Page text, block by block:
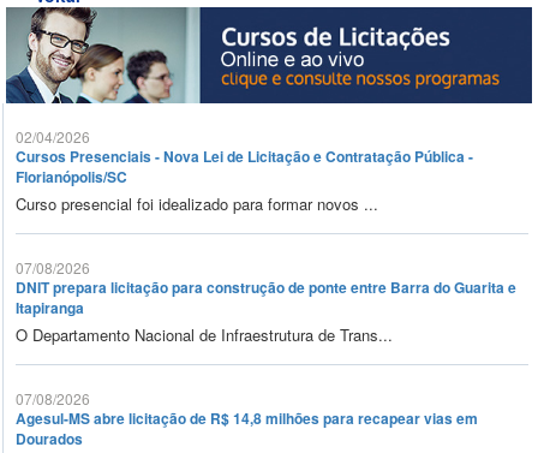
02/04/2026
Cursos Presenciais - Nova Lei de Licitação e Contratação Pública -
Florianópolis/SC
Curso presencial foi idealizado para formar novos ...
07/08/2026
DNIT prepara licitação para construção de ponte entre Barra do Guarita e
Itapiranga
O Departamento Nacional de Infraestrutura de Trans...
07/08/2026
Agesul-MS abre licitação de R$ 14,8 milhões para recapear vias em
Dourados